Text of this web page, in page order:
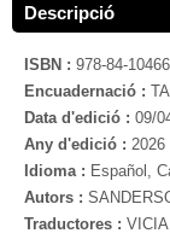
Descripció
ISBN : 978-84-
Encuadernació :
Data d'edició : 09/
Any d'edició : 2026
Idioma : Español,
Autors :
Traductores :